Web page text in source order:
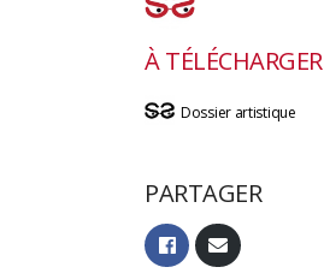
À TÉLÉCHARGER
Dossier artistique
PARTAGER
Partager
sur
Partager
par